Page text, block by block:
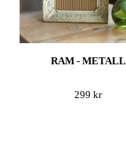
RAM - METALL
299 kr